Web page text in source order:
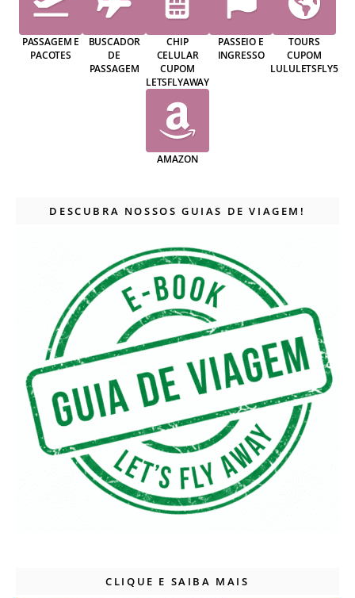
PASSAGEM E
PACOTES
BUSCADOR
DE
PASSAGEM
CHIP
CELULAR
CUPOM
LETSFLYAWAY
PASSEIO E
INGRESSO
TOURS
CUPOM
LULULETSFLY5
AMAZON
DESCUBRA NOSSOS GUIAS DE VIAGEM!
CLIQUE E SAIBA MAIS